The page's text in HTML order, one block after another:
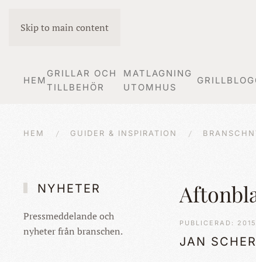
Skip to main content
HEM
GRILLAR OCH
TILLBEHÖR
MATLAGNING
UTOMHUS
HEM GUIDER & INSPIRATION
PUBLICERAD:
JAN
NYHETER
Pressmeddelande och
nyheter från branschen.